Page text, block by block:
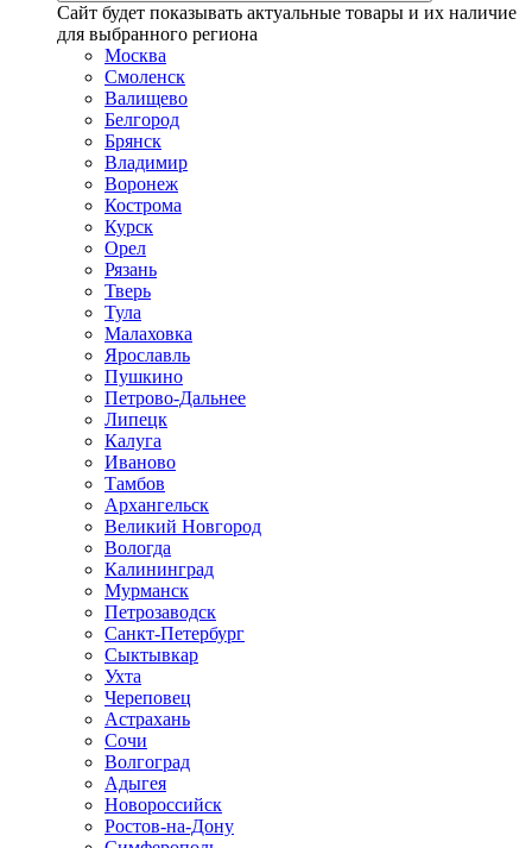
Сайт будет показывать актуальные товары и их наличие
для выбранного региона
Москва
Смоленск
Валищево
Белгород
Брянск
Владимир
Воронеж
Кострома
Курск
Орел
Рязань
Тверь
Тула
Малаховка
Ярославль
Пушкино
Петрово-Дальнее
Липецк
Калуга
Иваново
Тамбов
Архангельск
Великий Новгород
Вологда
Калининград
Мурманск
Петрозаводск
Санкт-Петербург
Сыктывкар
Ухта
Череповец
Астрахань
Сочи
Волгоград
Адыгея
Новороссийск
Ростов-на-Дону